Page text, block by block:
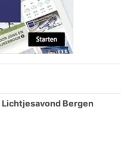
Lichtjesavond Bergen